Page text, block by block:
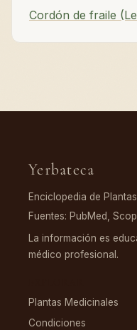
Cordón de fraile
Yerbateca
Enciclopedia de
Fuentes: PubMed,
La información es
médico profesional.
Plantas Medicinales
Condiciones